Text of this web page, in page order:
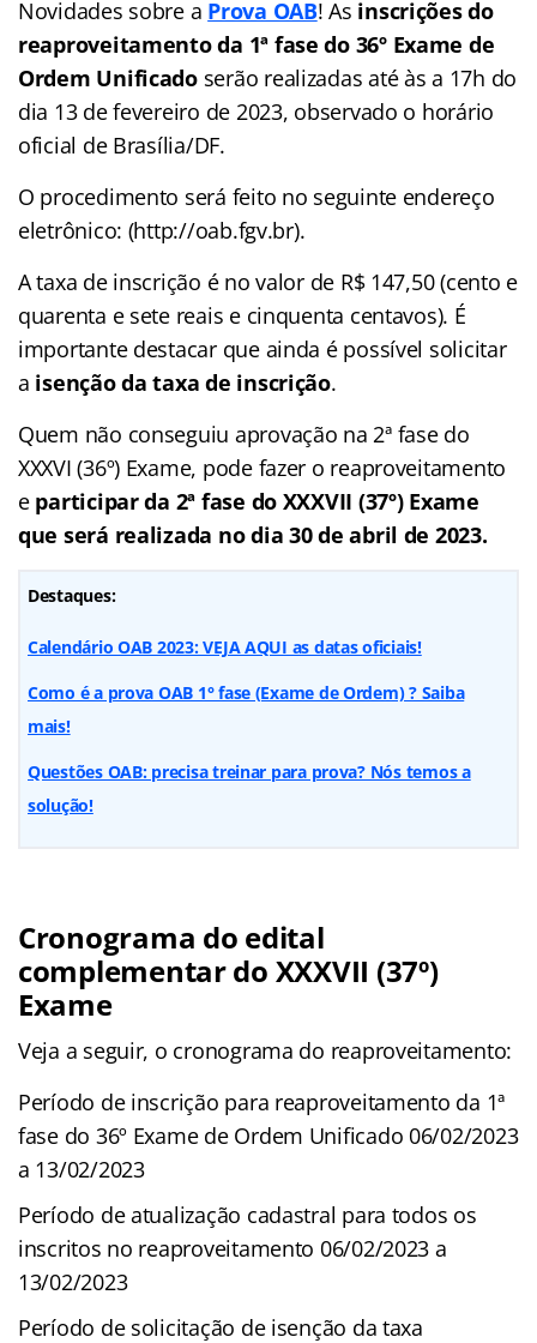
Novidades sobre a Prova OAB! As inscrições do
reaproveitamento da 1ª fase do 36º Exame de
Ordem Unificado serão realizadas até às a 17h do
dia 13 de fevereiro de 2023, observado o horário
oficial de Brasília/DF.
O procedimento será feito no seguinte endereço
eletrônico: (http://oab.fgv.br).
A taxa de inscrição é no valor de R$ 147,50 (cento e
quarenta e sete reais e cinquenta centavos). É
importante destacar que ainda é possível solicitar
a isenção da taxa de inscrição.
Quem não conseguiu aprovação na 2ª fase do
XXXVI (36º) Exame, pode fazer o reaproveitamento
e participar da 2ª fase do XXXVII (37º) Exame
que será realizada no dia 30 de abril de 2023.
Destaques:
Calendário OAB 2023: VEJA AQUI as datas oficiais!
Como é a prova OAB 1° fase (Exame de Ordem) ? Saiba
mais!
Questões OAB: precisa treinar para prova? Nós temos a
solução!
Cronograma do edital
complementar do XXXVII (37º)
Exame
Veja a seguir, o cronograma do reaproveitamento:
Período de inscrição para reaproveitamento da 1ª
fase do 36º Exame de Ordem Unificado 06/02/2023
a 13/02/2023
Período de atualização cadastral para todos os
inscritos no reaproveitamento 06/02/2023 a
13/02/2023
Período de solicitação de isenção da taxa